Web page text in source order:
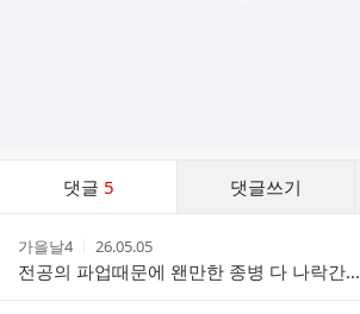
댓글 5 댓글쓰기
스
작
성
자
가을날4
작
성
시
간
26.05.05
전공의 파업때문에 왠만한 종병 다 나락간...